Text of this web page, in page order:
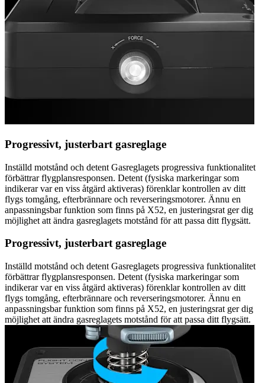
Progressivt, justerbart gasreglage
Inställd motstånd och detent Gasreglagets progressiva funktionalitet
förbättrar flygplansresponsen. Detent (fysiska markeringar som
indikerar var en viss åtgärd aktiveras) förenklar kontrollen av ditt
flygs tomgång, efterbrännare och reverseringsmotorer. Ännu en
anpassningsbar funktion som finns på X52, en justeringsrat ger dig
möjlighet att ändra gasreglagets motstånd för att passa ditt flygsätt.
Progressivt, justerbart gasreglage
Inställd motstånd och detent Gasreglagets progressiva funktionalitet
förbättrar flygplansresponsen. Detent (fysiska markeringar som
indikerar var en viss åtgärd aktiveras) förenklar kontrollen av ditt
flygs tomgång, efterbrännare och reverseringsmotorer. Ännu en
anpassningsbar funktion som finns på X52, en justeringsrat ger dig
möjlighet att ändra gasreglagets motstånd för att passa ditt flygsätt.